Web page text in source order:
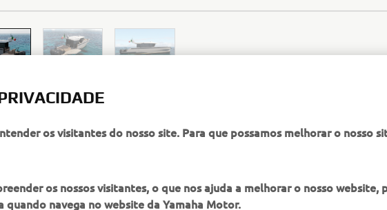
os visitantes do nosso site. Para que possamos melhorar o nosso
os nossos visitantes, o que nos ajuda a melhorar o nosso website,